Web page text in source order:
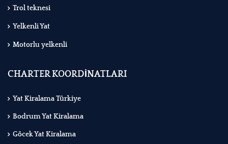
Trol teknesi
Yelkenli Yat
Motorlu yelkenli
CHARTER KOORDİNATLARI
Yat Kiralama Türkiye
Bodrum Yat Kiralama
Göcek Yat Kiralama